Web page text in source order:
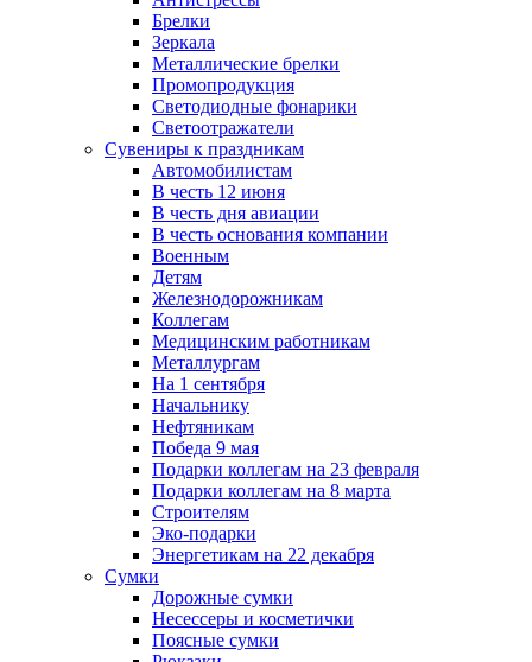
Брелки
Зеркала
Металлические брелки
Промопродукция
Светодиодные фонарики
Светоотражатели
Сувениры к праздникам
Автомобилистам
В честь 12 июня
В честь дня авиации
В честь основания компании
Военным
Детям
Железнодорожникам
Коллегам
Медицинским работникам
Металлургам
На 1 сентября
Начальнику
Нефтяникам
Победа 9 мая
Подарки коллегам на 23 февраля
Подарки коллегам на 8 марта
Строителям
Эко-подарки
Энергетикам на 22 декабря
Сумки
Дорожные сумки
Несессеры и косметички
Поясные сумки